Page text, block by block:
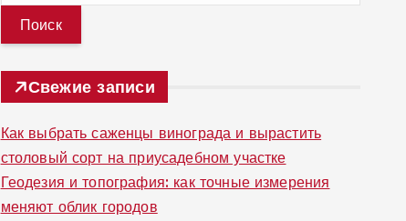
т
и
Свежие записи
Как выбрать саженцы винограда и вырастить
столовый сорт на приусадебном участке
Геодезия и топография: как точные измерения
меняют облик городов